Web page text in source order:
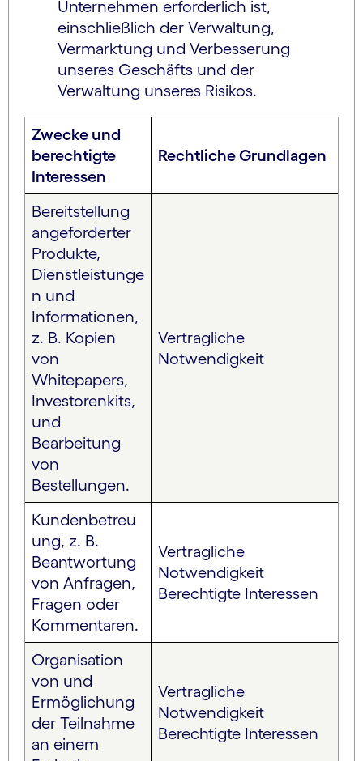
Unternehmen erforderlich ist,
einschließlich der Verwaltung,
Vermarktung und Verbesserung
unseres Geschäfts und der
Verwaltung unseres Risikos.
Zwecke und
berechtigte
Interessen
Rechtliche Grundlagen
Bereitstellung
angeforderter
Produkte,
Dienstleistunge
n und
Informationen,
z. B. Kopien
von
Whitepapers,
Investorenkits,
und
Bearbeitung
von
Bestellungen.
Vertragliche
Notwendigkeit
Kundenbetreu
ung, z. B.
Beantwortung
von Anfragen,
Fragen oder
Kommentaren.
Vertragliche
Notwendigkeit
Berechtigte Interessen
Organisation
von und
Ermöglichung
der Teilnahme
an einem
Vertragliche
Notwendigkeit
Berechtigte Interessen